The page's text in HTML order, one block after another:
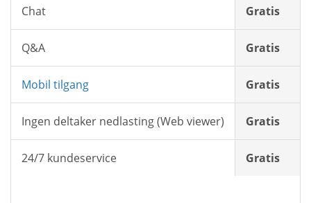
Chat Gratis
Q&A Gratis
Mobil tilgang Gratis
Ingen deltaker nedlasting (Web viewer) Gratis
24/7 kundeservice Gratis